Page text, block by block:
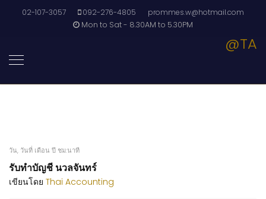
02-107-3057 092-276-4805
prommes.w@hotmail.com
Mon to Sat - 8.30AM to 5.30PM
@TA
วัน, วันที่ เดือน ปี ชม:นาที
รับทำบัญชี นวลจันทร์
เขียนโดย Thai Accounting